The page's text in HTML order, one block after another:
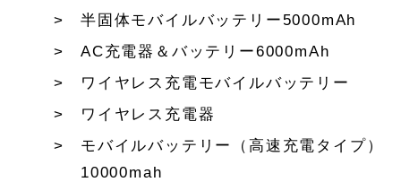
半固体モバイルバッテリー5000mAh
AC充電器＆バッテリー6000mAh
ワイヤレス充電モバイルバッテリー
ワイヤレス充電器
モバイルバッテリー（高速充電タイプ）
10000mah